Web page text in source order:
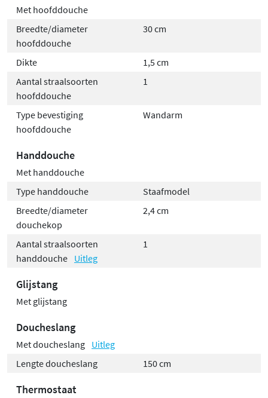
Met hoofddouche
Breedte/diameter
hoofddouche
30 cm
Dikte
1,5 cm
Aantal straalsoorten
hoofddouche
1
Type bevestiging
hoofddouche
Wandarm
Handdouche
Met handdouche
Type handdouche
Staafmodel
Breedte/diameter
douchekop
2,4 cm
Aantal straalsoorten
handdouche Uitleg
1
Glijstang
Met glijstang
Doucheslang
Met doucheslang Uitleg
Lengte doucheslang
150 cm
Thermostaat